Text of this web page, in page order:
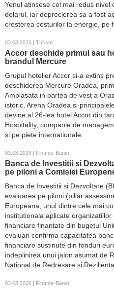
Yenul atinsese cel mai redus nivel
dolarul, iar deprecierea sa a fost
cresterea costurilor la energie, pe
03.08.2026 | Turism
Accor deschide primul sau
brandul Mercure
Grupul hotelier Accor si-a extins
deschiderea Mercure Oradea,
Amplasata in partea de vest a
istoric, Arena Oradea si
devine al 26-lea hotel Accor din
Hospitality, companie de
si pe piete internationale.
03.08.2026 | Finante-Banci
Banca de Investitii si
pe piloni a Comisiei
Banca de Investitii si Dezvoltare
evaluarea pe piloni (pillar
Europeana, unul dintre cele mai
institutionala aplicate
financiare finantate din bugetul
evaluari confirma capacitatea
financiare sustinute din fonduri
indeplinirea unui jalon asumat de
National de Redresare si
03.08.2026 | Finante-Banci